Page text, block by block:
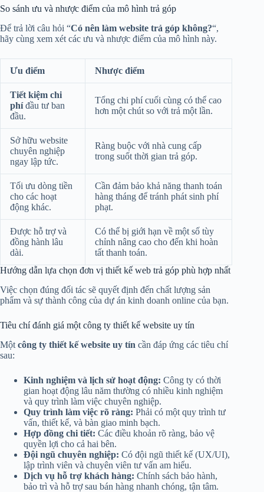
So sánh ưu và nhược điểm của mô hình trả góp
Để trả lời câu hỏi “Có nên làm website trả góp không?“,
hãy cùng xem xét các ưu và nhược điểm của mô hình này.
Ưu điểm Nhược điểm
Tiết kiệm chi
phíđầu tư ban
đầu.
Tổng chi phí cuối cùng có thể cao
hơn một chút so với trả một lần.
Sở hữu website
chuyên nghiệp
ngay lập tức.
Ràng buộc với nhà cung cấp
trong suốt thời gian trả góp.
Tối ưu dòng tiền
cho các hoạt
động khác.
Cần đảm bảo khả năng thanh toán
hàng tháng để tránh phát sinh phí
phạt.
Được hỗ trợ và
đồng hành lâu
dài.
Có thể bị giới hạn về một số tùy
chỉnh nâng cao cho đến khi hoàn
tất thanh toán.
Hướng dẫn lựa chọn đơn vị thiết kế web trả góp phù hợp nhất
Việc chọn đúng đối tác sẽ quyết định đến chất lượng sản
phẩm và sự thành công của dự án kinh doanh online của bạn.
Tiêu chí đánh giá một công ty thiết kế website uy tín
Một công ty thiết kế website uy tín cần đáp ứng các tiêu chí
sau:
Kinh nghiệm và lịch sử hoạt động: Công ty có thời
gian hoạt động lâu năm thường có nhiều kinh nghiệm
và quy trình làm việc chuyên nghiệp.
Quy trình làm việc rõ ràng: Phải có một quy trình tư
vấn, thiết kế, và bàn giao minh bạch.
Hợp đồng chi tiết: Các điều khoản rõ ràng, bảo vệ
quyền lợi cho cả hai bên.
Đội ngũ chuyên nghiệp: Có đội ngũ thiết kế (UX/UI),
lập trình viên và chuyên viên tư vấn am hiểu.
Dịch vụ hỗ trợ khách hàng: Chính sách bảo hành,
bảo trì và hỗ trợ sau bán hàng nhanh chóng, tận tâm.